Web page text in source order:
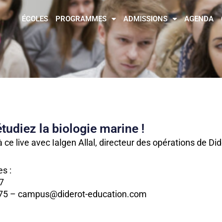
ÉCOLES PROGRAMMES ADMISSIONS AGENDA
la biologie marine !
live avec Ialgen Allal, directeur des opérations de
:
– campus@diderot-education.com